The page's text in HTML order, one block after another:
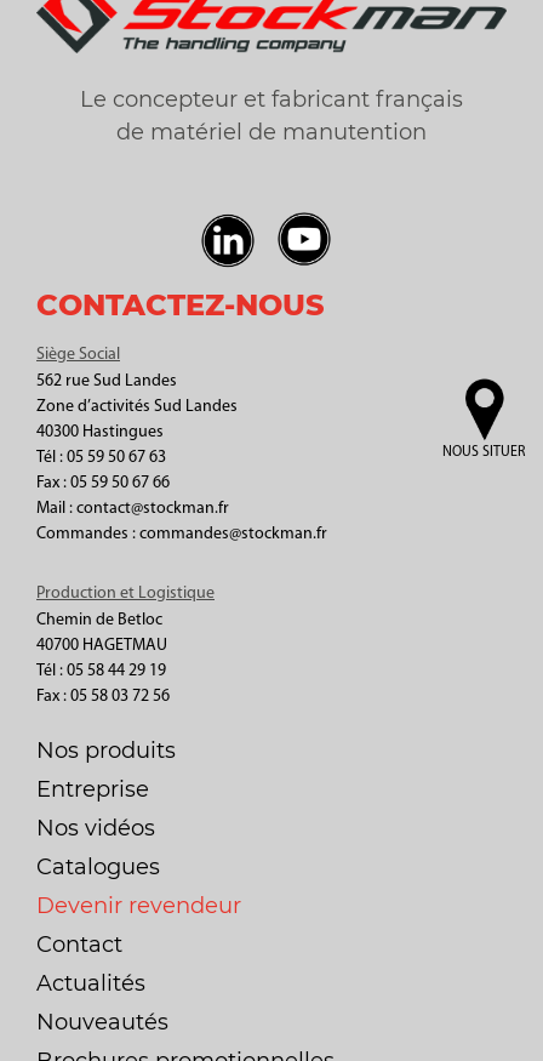
Le concepteur et fabricant français
de matériel de manutention
CONTACTEZ-NOUS
Siège Social
562 rue Sud Landes
Zone d’activités Sud Landes
40300 Hastingues
Tél : 05 59 50 67 63
Fax : 05 59 50 67 66
Mail : contact@stockman.fr
Commandes : commandes@stockman.fr
NOUS SITUER
Production et Logistique
Chemin de Betloc
40700 HAGETMAU
Tél : 05 58 44 29 19
Fax : 05 58 03 72 56
Nos produits
Entreprise
Nos vidéos
Catalogues
Devenir revendeur
Contact
Actualités
Nouveautés